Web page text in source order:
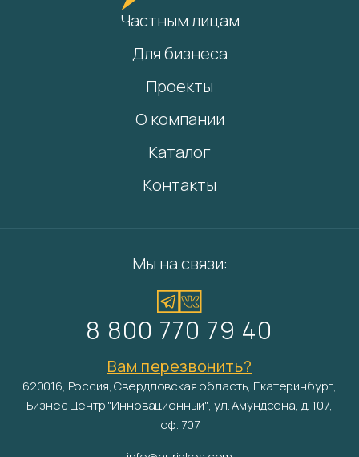
Частным лицам
Для бизнеса
Проекты
О компании
Каталог
Контакты
Мы на связи:
8 800 770 79 40
Вам перезвонить?
620016, Россия, Свердловская область, Екатеринбург,
Бизнес Центр "Инновационный", ул. Амундсена, д. 107,
оф. 707